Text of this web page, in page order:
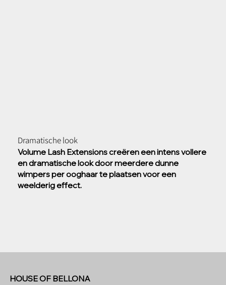
Dramatische look
Volume Lash Extensions creëren een intens vollere
en dramatische look door meerdere dunne
wimpers per ooghaar te plaatsen voor een
weelderig effect.
HOUSE OF BELLONA